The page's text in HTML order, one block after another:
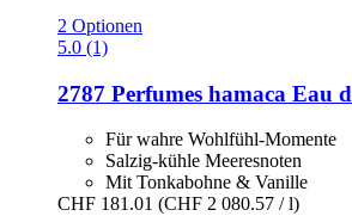
2 Optionen
5.0 (1)
2787 Perfumes hamaca Eau
Für wahre Wohlfühl-Momente
Salzig-kühle Meeresnoten
Mit Tonkabohne & Vanille
CHF 181.01 (CHF 2 080.57 / l)